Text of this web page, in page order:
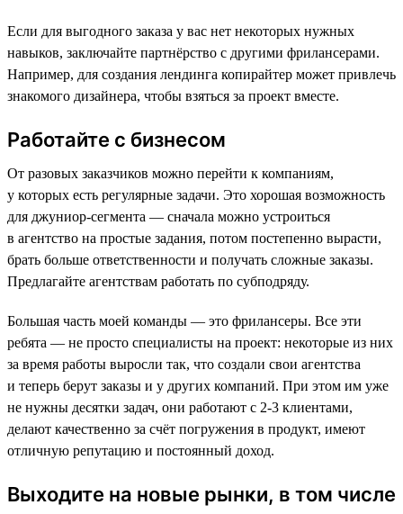
Если для выгодного заказа у вас нет некоторых нужных
навыков, заключайте партнёрство с другими фрилансерами.
Например, для создания лендинга копирайтер может привлечь
знакомого дизайнера, чтобы взяться за проект вместе.
Работайте с бизнесом
От разовых заказчиков можно перейти к компаниям,
у которых есть регулярные задачи. Это хорошая возможность
для джуниор-сегмента — сначала можно устроиться
в агентство на простые задания, потом постепенно вырасти,
брать больше ответственности и получать сложные заказы.
Предлагайте агентствам работать по субподряду.
Большая часть моей команды — это фрилансеры. Все эти
ребята — не просто специалисты на проект: некоторые из них
за время работы выросли так, что создали свои агентства
и теперь берут заказы и у других компаний. При этом им уже
не нужны десятки задач, они работают с 2-3 клиентами,
делают качественно за счёт погружения в продукт, имеют
отличную репутацию и постоянный доход.
Выходите на новые рынки, в том числе